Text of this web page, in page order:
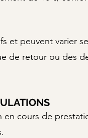
et peuvent varier
de retour ou des
cours de